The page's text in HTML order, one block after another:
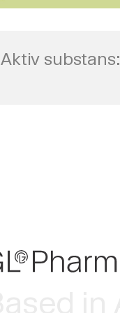
Aktiv substans: